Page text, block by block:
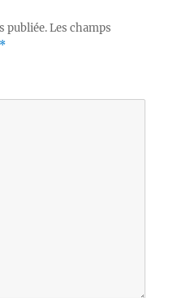
publiée. Les champs
*